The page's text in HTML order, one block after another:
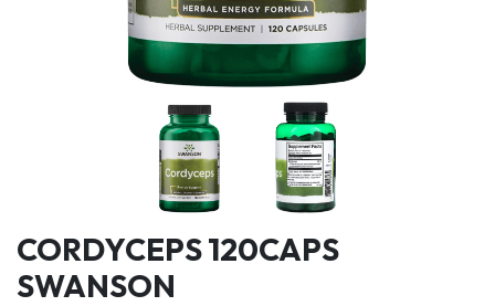
CORDYCEPS 120CAPS
SWANSON